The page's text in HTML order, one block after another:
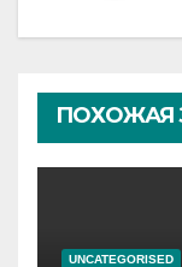
ПОХОЖАЯ
UNCATEGORISED